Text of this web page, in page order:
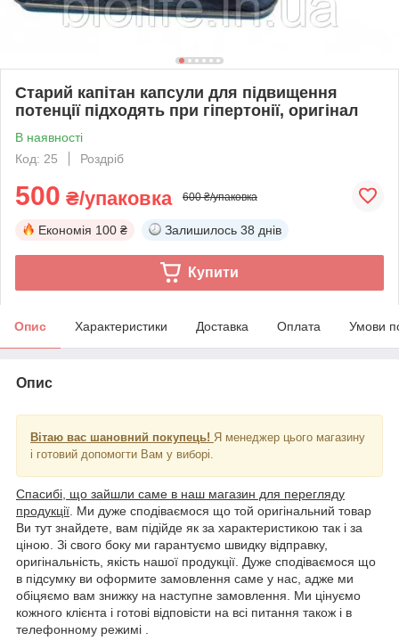
Старий капітан капсули для підвищення
потенції підходять при гіпертонії, оригінал
В наявності
Код: 25
Роздріб
500 ₴/упаковка 600 ₴/упаковка
Економія 100 ₴ Залишилось 38 днів
Купити
Опис Характеристики Доставка Оплата Умови
Опис
Вітаю вас шановний покупець! Я менеджер цього магазину
і готовий допомогти Вам у виборі.
Спасибі, що зайшли саме в наш магазин для перегляду
продукції . Ми дуже сподіваємося що той оригінальний товар
Ви тут знайдете, вам підійде як за характеристикою так і за
ціною. Зі свого боку ми гарантуємо швидку відправку,
оригінальність, якість нашої продукції. Дуже сподіваємося що
в підсумку ви оформите замовлення саме у нас, адже ми
обіцяємо вам знижку на наступне замовлення. Ми цінуємо
кожного клієнта і готові відповісти на всі питання також і в
телефонному режимі .